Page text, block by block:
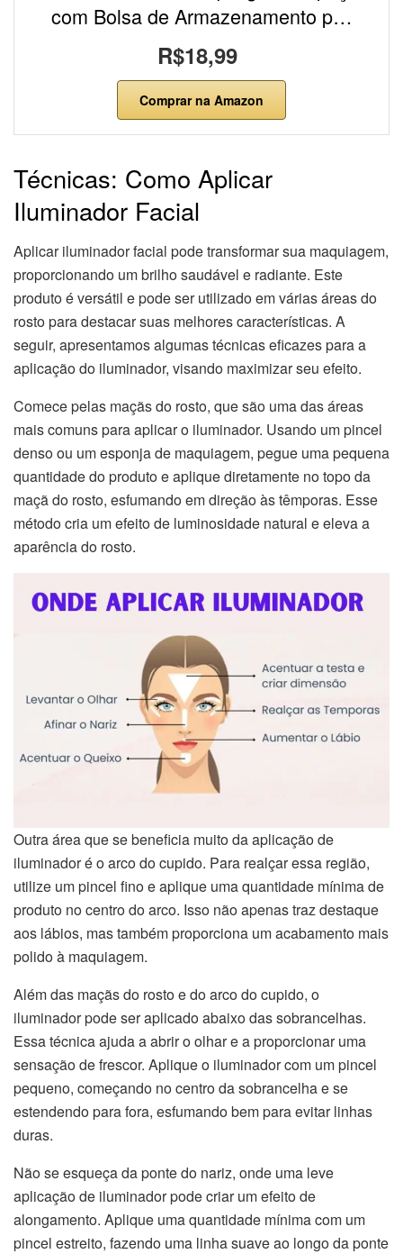
com Bolsa de Armazenamento p…
R$18,99
Comprar na Amazon
Técnicas: Como Aplicar
Iluminador Facial
Aplicar iluminador facial pode transformar sua maquiagem,
proporcionando um brilho saudável e radiante. Este
produto é versátil e pode ser utilizado em várias áreas do
rosto para destacar suas melhores características. A
seguir, apresentamos algumas técnicas eficazes para a
aplicação do iluminador, visando maximizar seu efeito.
Comece pelas maçãs do rosto, que são uma das áreas
mais comuns para aplicar o iluminador. Usando um pincel
denso ou um esponja de maquiagem, pegue uma pequena
quantidade do produto e aplique diretamente no topo da
maçã do rosto, esfumando em direção às têmporas. Esse
método cria um efeito de luminosidade natural e eleva a
aparência do rosto.
Outra área que se beneficia muito da aplicação de
iluminador é o arco do cupido. Para realçar essa região,
utilize um pincel fino e aplique uma quantidade mínima de
produto no centro do arco. Isso não apenas traz destaque
aos lábios, mas também proporciona um acabamento mais
polido à maquiagem.
Além das maçãs do rosto e do arco do cupido, o
iluminador pode ser aplicado abaixo das sobrancelhas.
Essa técnica ajuda a abrir o olhar e a proporcionar uma
sensação de frescor. Aplique o iluminador com um pincel
pequeno, começando no centro da sobrancelha e se
estendendo para fora, esfumando bem para evitar linhas
duras.
Não se esqueça da ponte do nariz, onde uma leve
aplicação de iluminador pode criar um efeito de
alongamento. Aplique uma quantidade mínima com um
pincel estreito, fazendo uma linha suave ao longo da ponte